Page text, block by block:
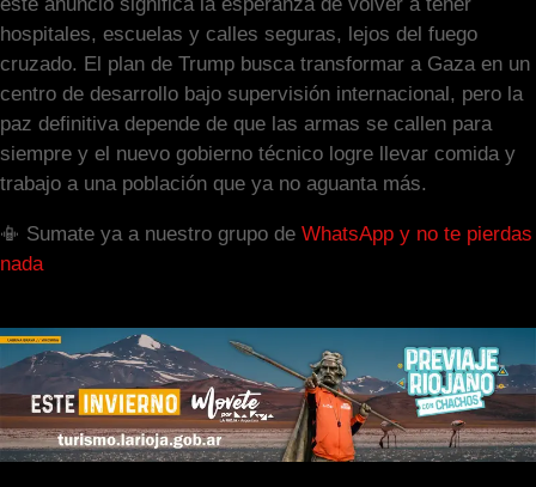
hospitales, escuelas y calles seguras, lejos del fuego
cruzado. El plan de Trump busca transformar a Gaza en un
centro de desarrollo bajo supervisión internacional, pero la
paz definitiva depende de que las armas se callen para
siempre y el nuevo gobierno técnico logre llevar comida y
trabajo a una población que ya no aguanta más.
📳 Sumate ya a nuestro grupo de WhatsApp y no te pierdas
nada